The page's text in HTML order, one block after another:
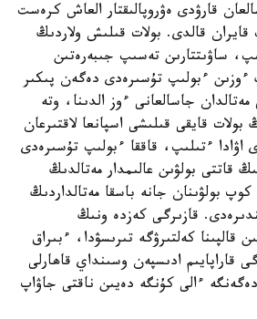
قارۋدى ەۋروپالىقتار العاش كرەست
قالدى. بولات قىلىش ولاردىڭ
ساۋىتتارىن تەسىپ جىبەرەتىن
ءوزىن ءبولىپ تۇسىرەدى دەگەن پىكىر
جاسالعانى ءوز الدىنا، وتە
بولات قايقى قىلىشى اسپانعا لاقتىرعان
ءتىلىپ، قاققا ءبولىپ تۇسىرەدى
قاتتى بولۋىن عالىمدار مەتالدىڭ
كوپ بولۋىنان جانە باسقا مەتالداردىڭ
قازىرگى كەزدە ونىڭ
قالپىنا كەلتىرۋگە تىرىسۋدا، ءبىراق
قاراپايىم ادىسپەن وسىنداي قاھارلى
ءالى كۇنگە دەيىن ناقتى جاۋاپ